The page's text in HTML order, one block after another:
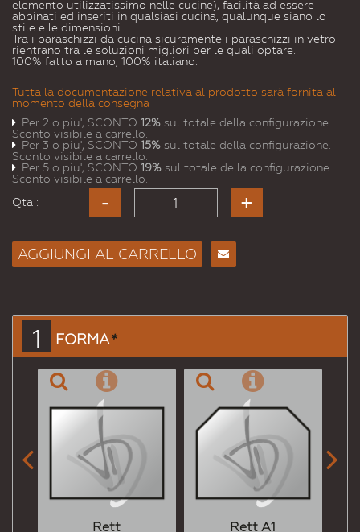
elemento utilizzatissimo nelle cucine), facilità ad essere
abbinati ed inseriti in qualsiasi cucina, qualunque siano lo
stile e le dimensioni.
Tra i paraschizzi da cucina sicuramente i paraschizzi in vetro
rientrano tra le soluzioni migliori per le quali optare.
100% fatto a mano, 100% italiano.
Tutta la documentazione relativa al prodotto sarà fornita al
momento della consegna
Per 2 o piu', SCONTO 12% sul totale della configurazione.
Sconto visibile a carrello.
Per 3 o piu', SCONTO 15% sul totale della configurazione.
Sconto visibile a carrello.
Per 5 o piu', SCONTO 19% sul totale della configurazione.
Sconto visibile a carrello.
Qta :
AGGIUNGI AL CARRELLO
1 FORMA*
Rett Rett A1
 